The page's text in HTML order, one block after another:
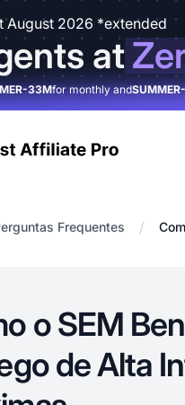
August 2026 *extended
at
33Mfor monthly and
Frequentes /
o SEM
de Alta